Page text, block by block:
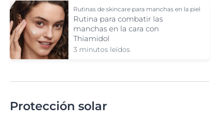
Rutinas de skincare para manchas en la piel
Rutina para combatir las
manchas en la cara con
Thiamidol
3 minutos leídos
Protección solar